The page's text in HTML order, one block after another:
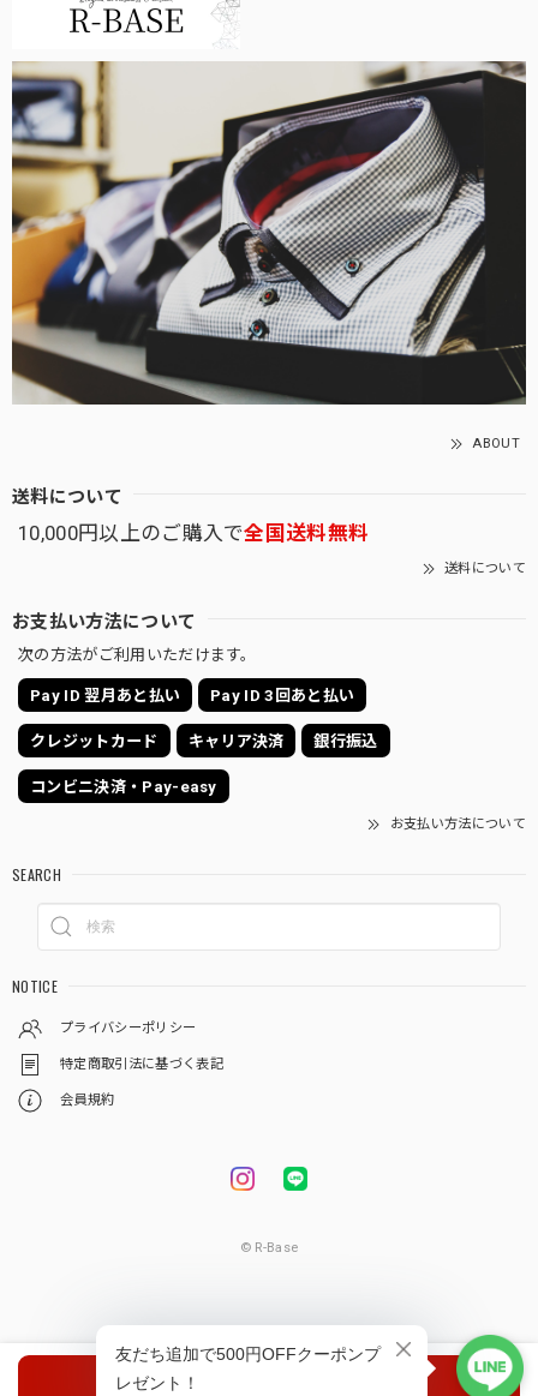
ABOUT
送料について
10,000円以上のご購入で全国送料無料
送料について
お支払い方法について
次の方法がご利用いただけます。
Pay ID 翌月あと払い Pay ID 3回あと払い
クレジットカード キャリア決済 銀行振込
コンビニ決済・Pay-easy
お支払い方法について
SEARCH
NOTICE
プライバシーポリシー
特定商取引法に基づく表記
会員規約
© R-Base